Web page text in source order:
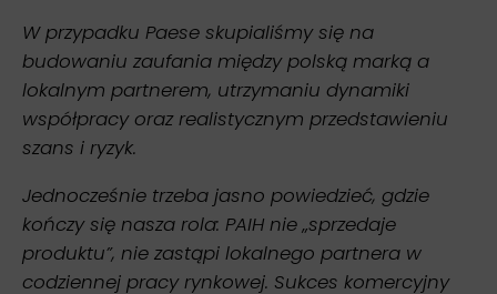
W przypadku Paese skupialiśmy się na
budowaniu zaufania między polską marką a
lokalnym partnerem, utrzymaniu dynamiki
współpracy oraz realistycznym przedstawieniu
szans i ryzyk.
Jednocześnie trzeba jasno powiedzieć, gdzie
kończy się nasza rola: PAIH nie „sprzedaje
produktu”, nie zastąpi lokalnego partnera w
codziennej pracy rynkowej. Sukces komercyjny